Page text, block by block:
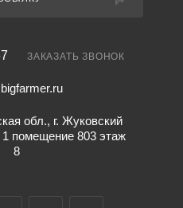
ЗАКАЗАТЬ ЗВОНОК
обл., г. Жуковский
помещение 803 этаж
8